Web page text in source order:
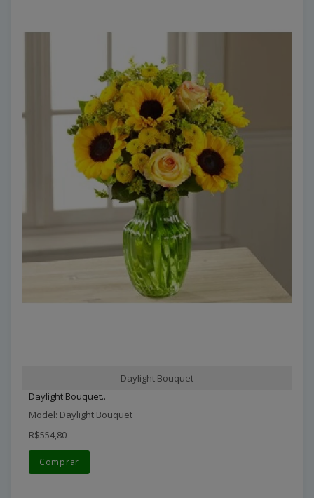
Daylight Bouquet
Daylight Bouquet..
Model: Daylight Bouquet
R$554,80
Comprar